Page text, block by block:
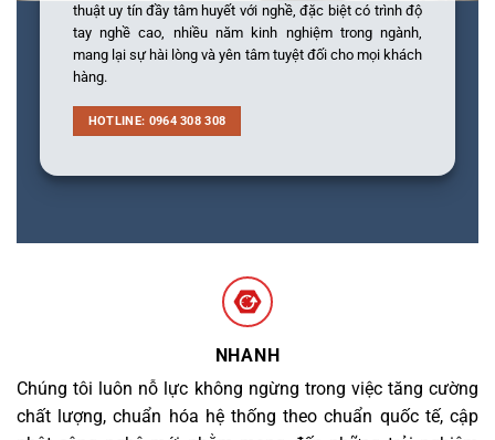
thuật uy tín đầy tâm huyết với nghề, đặc biệt có trình độ
tay nghề cao, nhiều năm kinh nghiệm trong ngành,
mang lại sự hài lòng và yên tâm tuyệt đối cho mọi khách
hàng.
HOTLINE: 0964 308 308
NHANH
Chúng tôi luôn nỗ lực không ngừng trong việc tăng cường
chất lượng, chuẩn hóa hệ thống theo chuẩn quốc tế, cập